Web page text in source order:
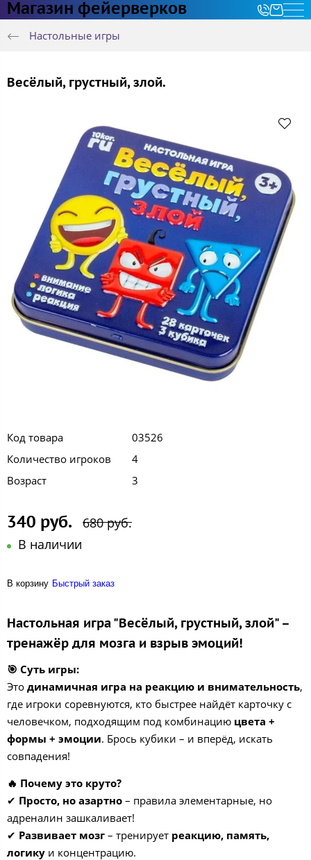
Магазин фейерверков
Настольные игры
Весёлый, грустный, злой.
Код товара
03526
Количество игроков
4
Возраст
3
340 руб.
680 руб.
В наличии
В корзину Быстрый заказ
Настольная игра "Весёлый, грустный, злой" –
тренажёр для мозга и взрыв эмоций!
🎯 Суть игры:
Это динамичная игра на реакцию и внимательность,
где игроки соревнуются, кто быстрее найдёт карточку с
человечком, подходящим под комбинацию цвета +
формы + эмоции. Брось кубики – и вперёд, искать
совпадения!
🔥 Почему это круто?
✔ Просто, но азартно – правила элементарные, но
адреналин зашкаливает!
✔ Развивает мозг – тренирует реакцию, память,
логику и концентрацию.